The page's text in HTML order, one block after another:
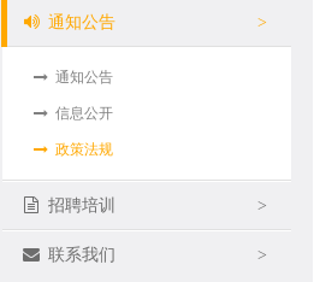
通知公告 >
通知公告
信息公开
政策法规
招聘培训 >
联系我们 >